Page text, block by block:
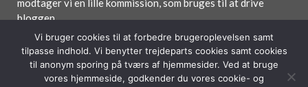
modtager vi en lille kommission, som bruges til at drive
bloggen.
Forside Om / Kontakt Betingelser
Vi bruger cookies til at forbedre brugeroplevelsen samt
tilpasse indhold. Vi benytter trejdeparts cookies samt cookies
til anonym sporing på tværs af hjemmesider. Ved at bruge
vores hjemmeside, godkender du vores cookie- og